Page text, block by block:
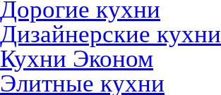
Дорогие кухни
Дизайнерские кухни
Кухни Эконом
Элитные кухни